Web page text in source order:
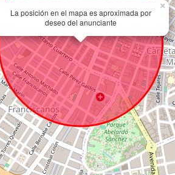
La posición en el mapa es aproximada por
deseo del anunciante
×